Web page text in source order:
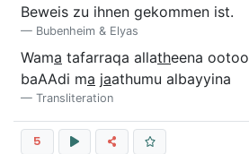
Beweis zu ihnen gekommen ist.
Bubenheim & Elyas
Wama tafarraqa allatheena
baAAdi ma jaathumu albayyina
Transliteration
5